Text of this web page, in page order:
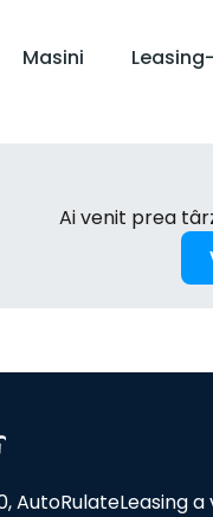
Masini
Ai venit prea
AutoRulateLeasing